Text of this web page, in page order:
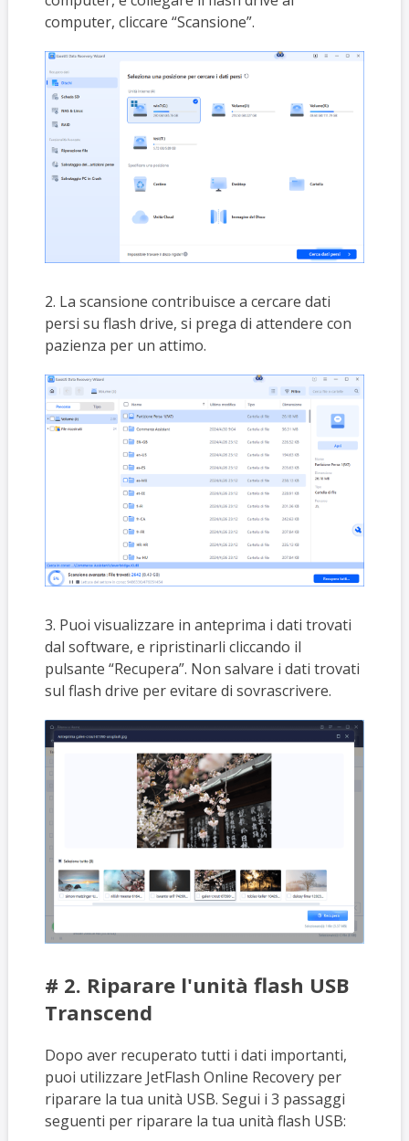
computer, cliccare “Scansione”.
2. La scansione contribuisce a cercare dati
persi su flash drive, si prega di attendere con
pazienza per un attimo.
3. Puoi visualizzare in anteprima i dati trovati
dal software, e ripristinarli cliccando il
pulsante “Recupera”. Non salvare i dati trovati
sul flash drive per evitare di sovrascrivere.
# 2. Riparare l'unità flash USB
Transcend
Dopo aver recuperato tutti i dati importanti,
puoi utilizzare JetFlash Online Recovery per
riparare la tua unità USB. Segui i 3 passaggi
seguenti per riparare la tua unità flash USB: